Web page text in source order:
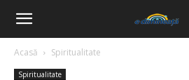
Acasă Spiritualitate
Spiritualitate